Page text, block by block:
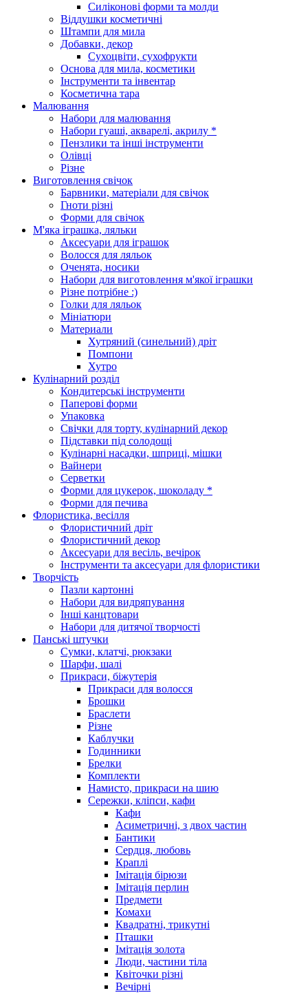
Силіконові форми та молди
Віддушки косметичні
Штампи для мила
Добавки, декор
Сухоцвіти, сухофрукти
Основа для мила, косметики
Інструменти та інвентар
Косметична тара
Малювання
Набори для малювання
Набори гуаші, акварелі, акрилу *
Пензлики та інші інструменти
Олівці
Різне
Виготовлення свічок
Барвники, матеріали для свічок
Гноти різні
Форми для свічок
М'яка іграшка, ляльки
Аксесуари для іграшок
Волосся для ляльок
Оченята, носики
Набори для виготовлення м'якої іграшки
Різне потрібне :)
Голки для ляльок
Мініатюри
Материали
Хутряний (синельний) дріт
Помпони
Хутро
Кулінарний розділ
Кондитерські інструменти
Паперові форми
Упаковка
Свічки для торту, кулінарний декор
Підставки під солодощі
Кулінарні насадки, шприці, мішки
Вайнери
Серветки
Форми для цукерок, шоколаду *
Форми для печива
Флористика, весілля
Флористичний дріт
Флористичний декор
Аксесуари для весіль, вечірок
Інструменти та аксесуари для флористики
Творчість
Пазли картонні
Набори для видряпування
Інші канцтовари
Набори для дитячої творчості
Панські штучки
Сумки, клатчі, рюкзаки
Шарфи, шалі
Прикраси, біжутерія
Прикраси для волосся
Брошки
Браслети
Різне
Каблучки
Годинники
Брелки
Комплекти
Намисто, прикраси на шию
Сережки, кліпси, кафи
Кафи
Асиметричні, з двох частин
Бантики
Сердця, любовь
Краплі
Імітація бірюзи
Імітація перлин
Предмети
Комахи
Квадратні, трикутні
Пташки
Імітація золота
Люди, частини тіла
Квіточки різні
Вечірні